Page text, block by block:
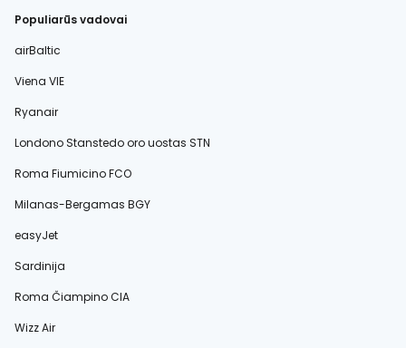
Populiarūs vadovai
airBaltic
Viena VIE
Ryanair
Londono Stanstedo oro uostas STN
Roma Fiumicino FCO
Milanas-Bergamas BGY
easyJet
Sardinija
Roma Čiampino CIA
Wizz Air